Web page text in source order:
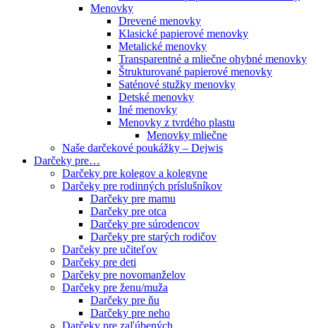
Menovky
Drevené menovky
Klasické papierové menovky
Metalické menovky
Transparentné a mliečne ohybné menovky
Štrukturované papierové menovky
Saténové stužky menovky
Detské menovky
Iné menovky
Menovky z tvrdého plastu
Menovky mliečne
Naše darčekové poukážky – Dejwis
Darčeky pre…
Darčeky pre kolegov a kolegyne
Darčeky pre rodinných príslušníkov
Darčeky pre mamu
Darčeky pre otca
Darčeky pre súrodencov
Darčeky pre starých rodičov
Darčeky pre učiteľov
Darčeky pre deti
Darčeky pre novomanželov
Darčeky pre ženu/muža
Darčeky pre ňu
Darčeky pre neho
Darčeky pre zaľúbených